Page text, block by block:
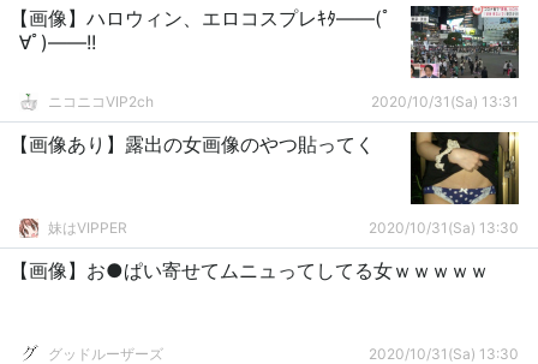
【画像】ハロウィン、エロコスプレｷﾀ――(ﾟ
∀ﾟ)――!!
ニコニコVIP2ch 2020/10/31(Sa) 13:31
【画像あり】露出の女画像のやつ貼ってく
妹はVIPPER 2020/10/31(Sa) 13:30
【画像】お●ぱい寄せてムニュってしてる女ｗｗｗｗｗ
グッドルーザーズ 2020/10/31(Sa) 13:30